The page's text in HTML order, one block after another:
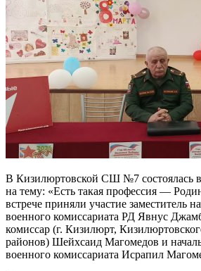
В Кизилюртовской СШ №7 состоялась
на тему: «Есть такая профессия —
встрече приняли участие заместитель
военного комиссариата РД Явнус
комиссар (г. Кизилюрт,
районов) Шейхсаид Магомедов и
военного комиссариата Исрапил